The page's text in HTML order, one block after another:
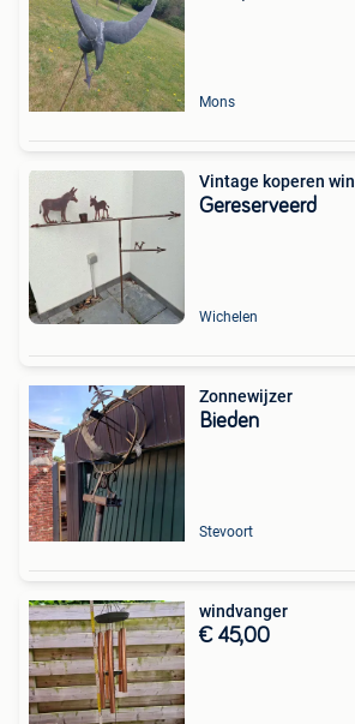
Mons
Vintage koperen
Gereserveerd
Wichelen
Zonnewijzer
Bieden
Stevoort
windvanger
€ 45,00